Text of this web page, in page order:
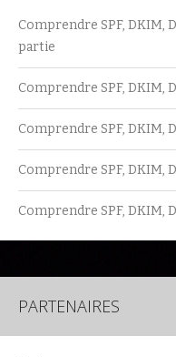
Comprendre SPF, DKIM,
partie
Comprendre SPF, DKIM,
Comprendre SPF, DKIM,
Comprendre SPF, DKIM,
Comprendre SPF, DKIM,
PARTENAIRES